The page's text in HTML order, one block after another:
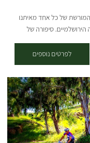
משמאל. נמשיך ישר
ונשתלב בשביל הכחול החוזר לכיוון כביש 232. קרדיט צילום: אילן שחם
אופניים בשטח עם קק"ל
של כל אחד מאיתנו
סיפורה של
תמצאו מוזאון מיוחד
תשעים השנים האחרונות
שמואל שעלה לארץ מוינה
פתח בירושלים בית
עוד נע על הקו
ופעל בה עם שני בניו.
שפעל בירושלים
מאות הפריטים במקלט
לפרטים נוספים